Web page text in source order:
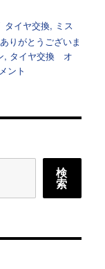
カ
テ
ゴ
リ
タイヤ交換, ミス
ありがとうございま
, タイヤ交換 オ
ント
検
索